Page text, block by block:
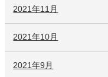
2021年11月
2021年10月
2021年9月